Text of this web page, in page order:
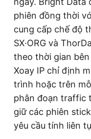
phiên đồng thời
cung cấp chế độ
SX·ORG và
theo thời gian
Xoay IP chỉ định
trình hoặc trên
phân đoạn traffic
giữ các phiên
yêu cầu tính liên